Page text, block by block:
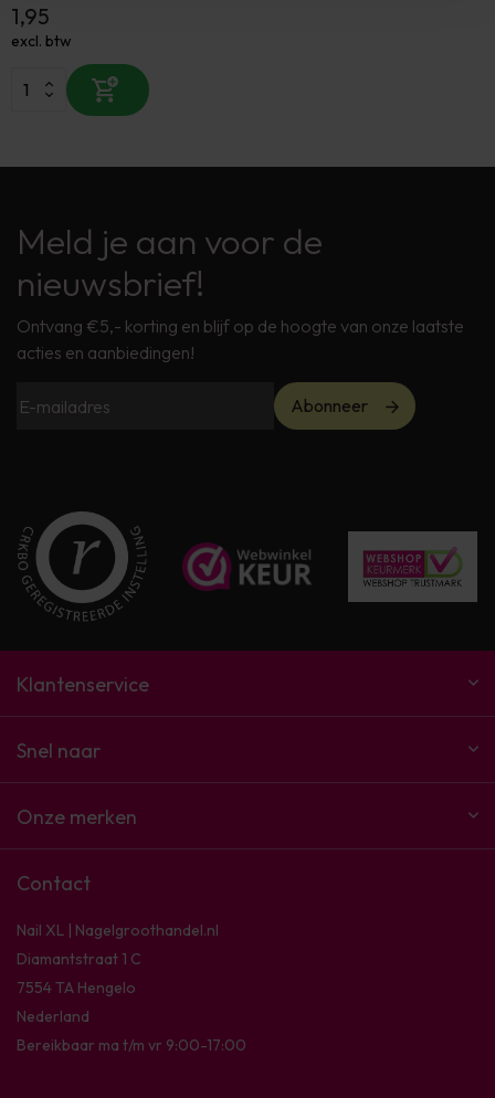
1,95
excl. btw
Meld je aan voor de
nieuwsbrief!
Ontvang €5,- korting en blijf op de hoogte van onze laatste
acties en aanbiedingen!
Abonneer
Klantenservice
Snel naar
Onze merken
Contact
Nail XL | Nagelgroothandel.nl
Diamantstraat 1 C
7554 TA Hengelo
Nederland
Bereikbaar ma t/m vr 9:00-17:00